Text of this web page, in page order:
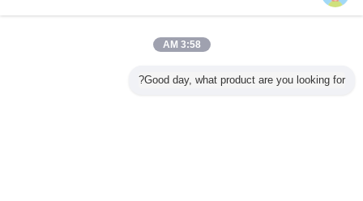
أكثرنقش الأسطوانة
3:58 AM
Good day, what product are you looking for?